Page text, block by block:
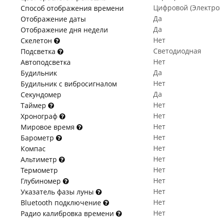
Способ отображения времени
Цифровой
Отображение даты
Да
Отображение дня недели
Да
Скелетон
Нет
Подсветка
Светодиодная
Автоподсветка
Нет
Будильник
Да
Будильник с вибросигналом
Нет
Секундомер
Да
Таймер
Нет
Хронограф
Нет
Мировое время
Нет
Барометр
Нет
Компас
Нет
Альтиметр
Нет
Термометр
Нет
Глубиномер
Нет
Указатель фазы луны
Нет
Bluetooth подключение
Нет
Радио калибровка времени
Нет